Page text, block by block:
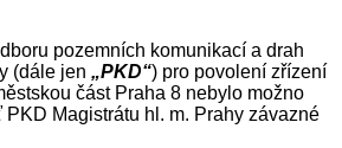
pozemních komunikací a drah
(dále jen„PKD“) pro povolení zřízení
část Praha 8 nebylo možno
Magistrátu hl. m. Prahy závazné